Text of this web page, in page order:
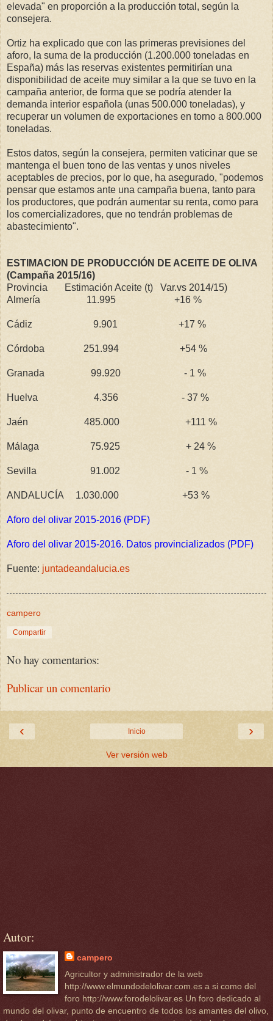
elevada" en proporción a la producción total, según la
consejera.
Ortiz ha explicado que con las primeras previsiones del
aforo, la suma de la producción (1.200.000 toneladas en
España) más las reservas existentes permitirían una
disponibilidad de aceite muy similar a la que se tuvo en la
campaña anterior, de forma que se podría atender la
demanda interior española (unas 500.000 toneladas), y
recuperar un volumen de exportaciones en torno a 800.000
toneladas.
Estos datos, según la consejera, permiten vaticinar que se
mantenga el buen tono de las ventas y unos niveles
aceptables de precios, por lo que, ha asegurado, "podemos
pensar que estamos ante una campaña buena, tanto para
los productores, que podrán aumentar su renta, como para
los comercializadores, que no tendrán problemas de
abastecimiento".
ESTIMACION DE PRODUCCIÓN DE ACEITE DE OLIVA
(Campaña 2015/16)
Provincia Estimación Aceite (t) Var.vs 2014/15)
Almería 11.995 +16 %
Cádiz 9.901 +17 %
Córdoba 251.994 +54 %
Granada 99.920 - 1 %
Huelva 4.356 - 37 %
Jaén 485.000 +111 %
Málaga 75.925 + 24 %
Sevilla 91.002 - 1 %
ANDALUCÍA 1.030.000 +53 %
Aforo del olivar 2015-2016 (PDF)
Aforo del olivar 2015-2016. Datos provincializados (PDF)
Fuente: juntadeandalucia.es
campero
Compartir
No hay comentarios:
Publicar un comentario
‹ ›
Inicio
Ver versión web
Autor:
campero
Agricultor y administrador de la web
http://www.elmundodelolivar.com.es a si como del
foro http://www.forodelolivar.es Un foro dedicado al
mundo del olivar, punto de encuentro de todos los amantes del olivo,